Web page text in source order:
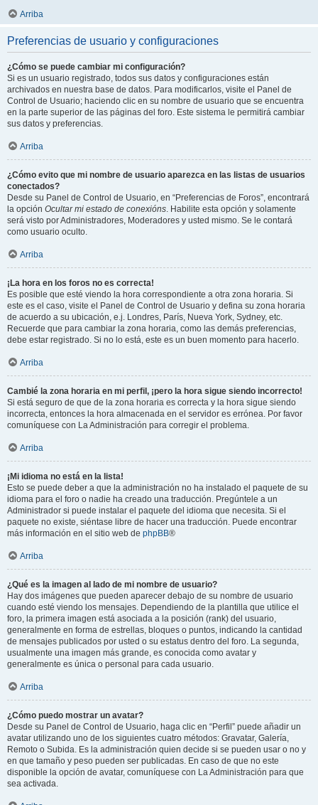
Arriba
Preferencias de usuario y configuraciones
¿Cómo se puede cambiar mi configuración?
Si es un usuario registrado, todos sus datos y configuraciones están
archivados en nuestra base de datos. Para modificarlos, visite el Panel de
Control de Usuario; haciendo clic en su nombre de usuario que se encuentra
en la parte superior de las páginas del foro. Este sistema le permitirá cambiar
sus datos y preferencias.
Arriba
¿Cómo evito que mi nombre de usuario aparezca en las listas de usuarios
conectados?
Desde su Panel de Control de Usuario, en “Preferencias de Foros”, encontrará
la opción Ocultar mi estado de conexións. Habilite esta opción y solamente
será visto por Administradores, Moderadores y usted mismo. Se le contará
como usuario oculto.
Arriba
¡La hora en los foros no es correcta!
Es posible que esté viendo la hora correspondiente a otra zona horaria. Si
este es el caso, visite el Panel de Control de Usuario y defina su zona horaria
de acuerdo a su ubicación, e.j. Londres, París, Nueva York, Sydney, etc.
Recuerde que para cambiar la zona horaria, como las demás preferencias,
debe estar registrado. Si no lo está, este es un buen momento para hacerlo.
Arriba
Cambié la zona horaria en mi perfil, ¡pero la hora sigue siendo incorrecto!
Si está seguro de que de la zona horaria es correcta y la hora sigue siendo
incorrecta, entonces la hora almacenada en el servidor es errónea. Por favor
comuníquese con La Administración para corregir el problema.
Arriba
¡Mi idioma no está en la lista!
Esto se puede deber a que la administración no ha instalado el paquete de su
idioma para el foro o nadie ha creado una traducción. Pregúntele a un
Administrador si puede instalar el paquete del idioma que necesita. Si el
paquete no existe, siéntase libre de hacer una traducción. Puede encontrar
más información en el sitio web de phpBB®
Arriba
¿Qué es la imagen al lado de mi nombre de usuario?
Hay dos imágenes que pueden aparecer debajo de su nombre de usuario
cuando esté viendo los mensajes. Dependiendo de la plantilla que utilice el
foro, la primera imagen está asociada a la posición (rank) del usuario,
generalmente en forma de estrellas, bloques o puntos, indicando la cantidad
de mensajes publicados por usted o su estatus dentro del foro. La segunda,
usualmente una imagen más grande, es conocida como avatar y
generalmente es única o personal para cada usuario.
Arriba
¿Cómo puedo mostrar un avatar?
Desde su Panel de Control de Usuario, haga clic en “Perfil” puede añadir un
avatar utilizando uno de los siguientes cuatro métodos: Gravatar, Galería,
Remoto o Subida. Es la administración quien decide si se pueden usar o no y
en que tamaño y peso pueden ser publicadas. En caso de que no este
disponible la opción de avatar, comuníquese con La Administración para que
sea activada.